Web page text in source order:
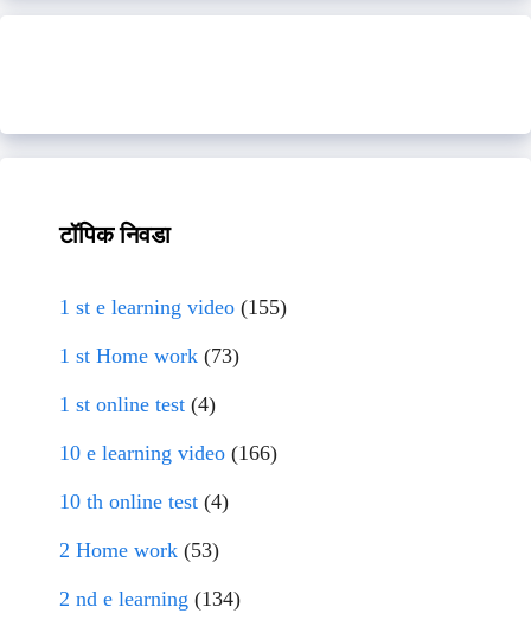
टॉपिक निवडा
1 st e learning video (155)
1 st Home work (73)
1 st online test (4)
10 e learning video (166)
10 th online test (4)
2 Home work (53)
2 nd e learning (134)